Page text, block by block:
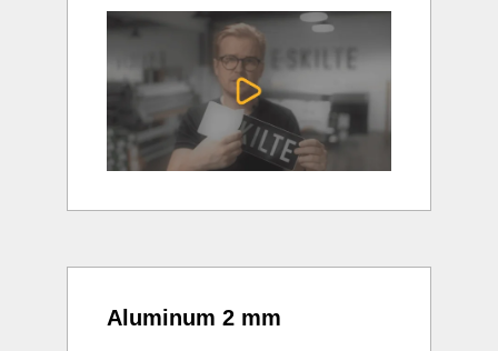
Aluminum 2 mm